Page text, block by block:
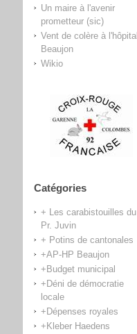
Un maire à l'avenir
prometteur (sic)
Vent de colère à l'hôpital
Beaujon
Wikio
Catégories
+ Les carabistouilles du
Pr. Juvin
+ Potins de cantonales
+AP-HP Beaujon
+Budget municipal
+Déni de démocratie
locale
+Dépenses royales
+Kleber Haedens